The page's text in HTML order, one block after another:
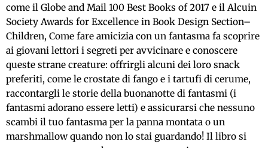
come il Globe and Mail 100 Best Books of 2017 e il Alcuin
Society Awards for Excellence in Book Design Section–
Children, Come fare amicizia con un fantasma fa scoprire
ai giovani lettori i segreti per avvicinare e conoscere
queste strane creature: offrirgli alcuni dei loro snack
preferiti, come le crostate di fango e i tartufi di cerume,
raccontargli le storie della buonanotte di fantasmi (i
fantasmi adorano essere letti) e assicurarsi che nessuno
scambi il tuo fantasma per la panna montata o un
marshmallow quando non lo stai guardando! Il libro si